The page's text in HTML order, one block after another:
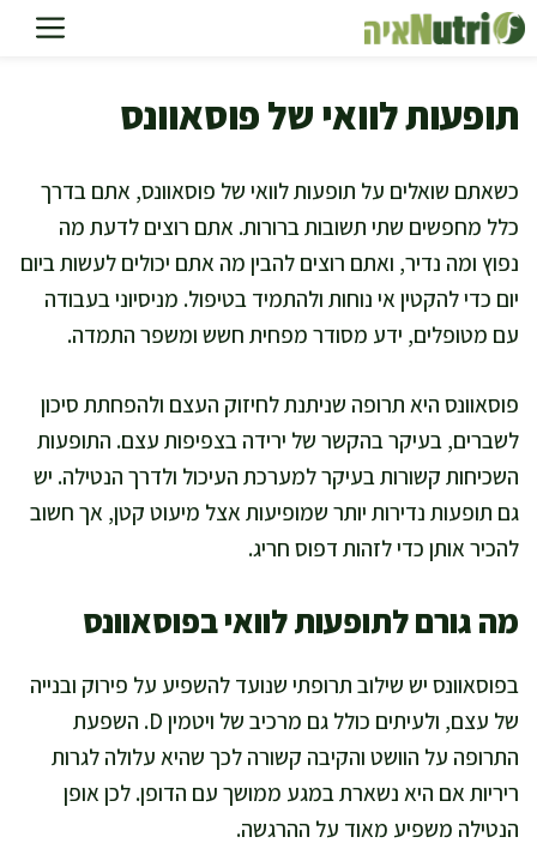
לדלג
לתוכן
תופעות לוואי של פוסאוונס
כשאתם שואלים על תופעות לוואי של פוסאוונס, אתם בדרך
כלל מחפשים שתי תשובות ברורות. אתם רוצים לדעת מה
נפוץ ומה נדיר, ואתם רוצים להבין מה אתם יכולים לעשות ביום
יום כדי להקטין אי נוחות ולהתמיד בטיפול. מניסיוני בעבודה
עם מטופלים, ידע מסודר מפחית חשש ומשפר התמדה.
פוסאוונס היא תרופה שניתנת לחיזוק העצם ולהפחתת סיכון
לשברים, בעיקר בהקשר של ירידה בצפיפות עצם. התופעות
השכיחות קשורות בעיקר למערכת העיכול ולדרך הנטילה. יש
גם תופעות נדירות יותר שמופיעות אצל מיעוט קטן, אך חשוב
להכיר אותן כדי לזהות דפוס חריג.
מה גורם לתופעות לוואי בפוסאוונס
בפוסאוונס יש שילוב תרופתי שנועד להשפיע על פירוק ובנייה
של עצם, ולעיתים כולל גם מרכיב של ויטמין D. השפעת
התרופה על הוושט והקיבה קשורה לכך שהיא עלולה לגרות
ריריות אם היא נשארת במגע ממושך עם הדופן. לכן אופן
הנטילה משפיע מאוד על ההרגשה.